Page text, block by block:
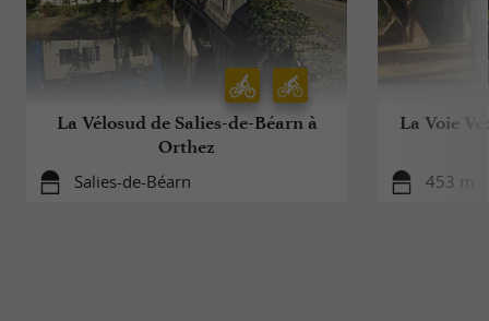
La Vélosud de Salies-de-Béarn à
Orthez
Salies-de-Béarn
La Voie
453 m -